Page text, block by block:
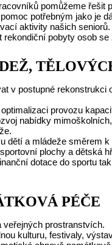
pomůžeme řešit
potřebným jako je
aktivity našich
rekondiční pobyty osob
v postupné
provozu
nabídky
dětí a mládeže směrem
plochy a dětská
dotace do sportu
PÉČE
veřejných prostranstvích.
kulturu, festivaly,